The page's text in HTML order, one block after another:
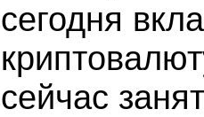
сегодня
сейчас